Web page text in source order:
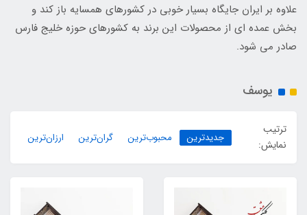
علاوه بر ایران جایگاه بسیار خوبی در کشورهای همسایه باز کند و
بخش عمده ای از محصولات این برند به کشورهای حوزه خلیج فارس
صادر می شود.
یوسف
ترتیب
نمایش:
جدیدترین محبوب‌ترین گران‌ترین ارزان‌ترین